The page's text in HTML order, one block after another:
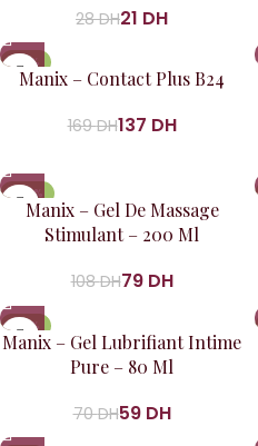
28DH21 DH
-19%
Manix – Contact Plus B24
169DH137 DH
-27%
Manix – Gel De Massage
Stimulant – 200 Ml
108DH79 DH
-16%
Manix – Gel Lubrifiant Intime
Pure – 80 Ml
70DH59 DH